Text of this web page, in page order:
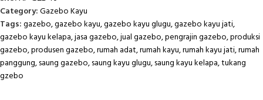
Category:Gazebo Kayu
Tags:gazebo,gazebo kayu,gazebo kayu glugu,gazebo kayu jati,
gazebo kayu kelapa,jasa gazebo,jual gazebo,pengrajin gazebo,produksi
gazebo,produsen gazebo,rumah adat,rumah kayu,rumah kayu jati,rumah
panggung,saung gazebo,saung kayu glugu,saung kayu kelapa,tukang
gzebo